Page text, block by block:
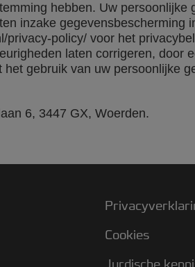
hebben. Uw
inzake
privacy-policy/ voor het
laten corrigeren, door
gebruik van uw persoonlijke
6, 3447 GX, Woerden.
Cookies